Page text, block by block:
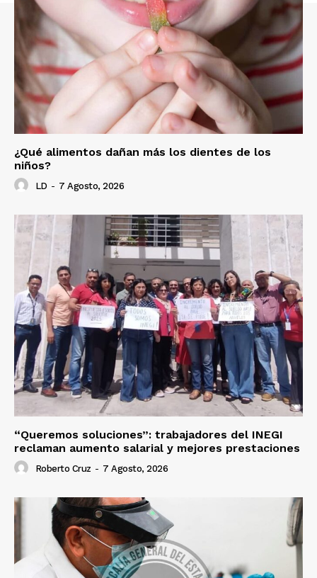
¿Qué alimentos dañan más los dientes de los
niños?
LD - 7 Agosto, 2026
“Queremos soluciones”: trabajadores del INEGI
reclaman aumento salarial y mejores prestaciones
Roberto Cruz - 7 Agosto, 2026